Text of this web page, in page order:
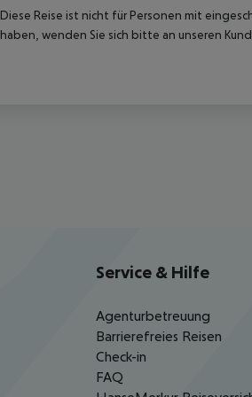
Diese Reise ist nicht für Personen mit
haben, wenden Sie sich bitte an unseren
Service & Hilfe
Agenturbetreuung
Barrierefreies Reisen
Check-in
FAQ